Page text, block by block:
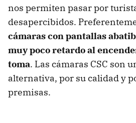
nos permiten pasar por
desapercibidos.
cámaras con pantallas
muy poco retardo al
toma. Las cámaras CSC son
alternativa, por su calidad y
premisas.